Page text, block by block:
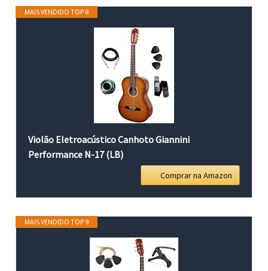
MAIS VENDIDO TOP 8
Violão Eletroacústico Canhoto Giannini
Performance N-17 (LB)
Comprar na Amazon
MAIS VENDIDO TOP 9